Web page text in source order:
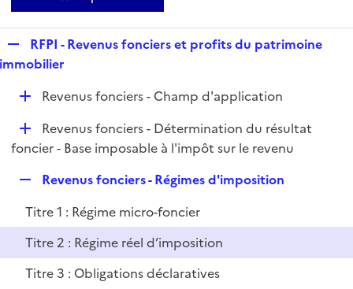
e
l
i
e
r
RFPI - Revenus fonciers et profits du patrimoine
immobilier
D
l
r
Revenus fonciers - Champ d'application
D
é
i
e
r
Revenus fonciers - Détermination du résultat
foncier - Base imposable à l'impôt sur le revenu
p
l
i
e
Revenus fonciers - Régimes d'imposition
Titre 1 : Régime micro-foncier
Titre 2 : Régime réel d’imposition
Titre 3 : Obligations déclaratives